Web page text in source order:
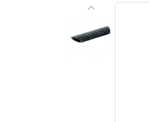
Précédentkeyboard_arrow_left